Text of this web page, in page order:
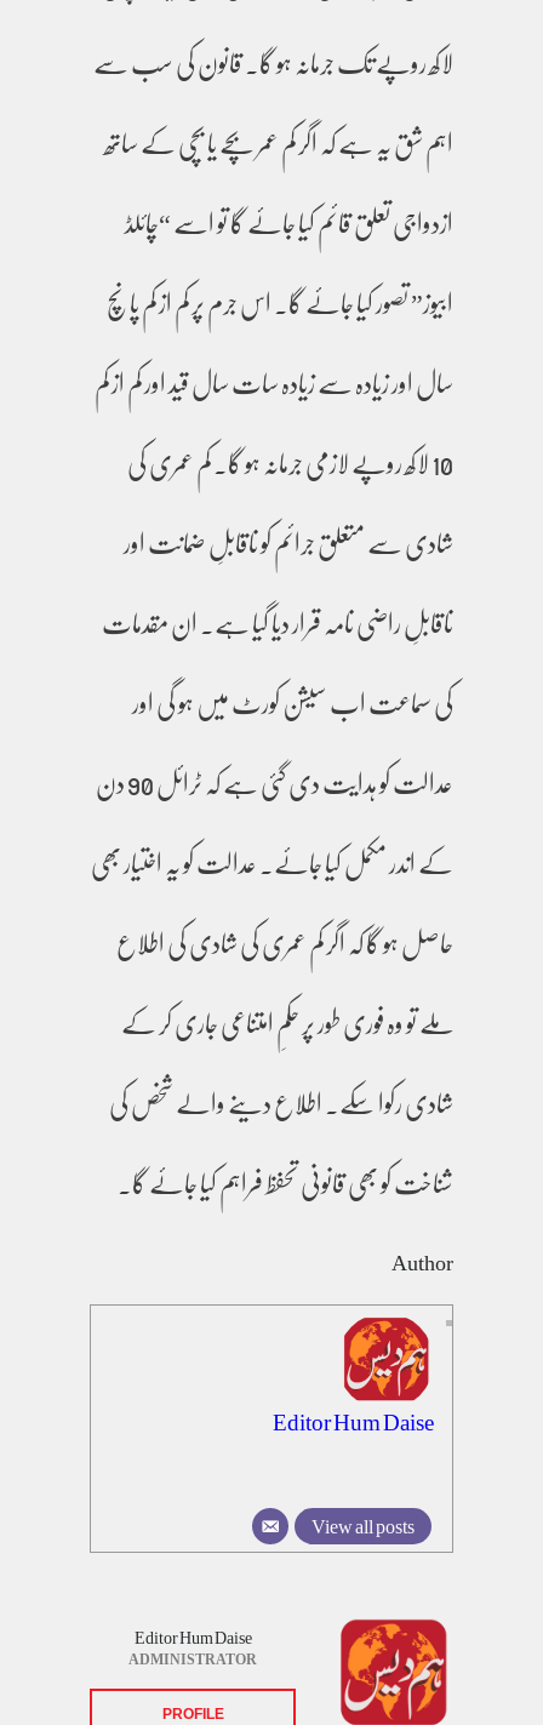
لاکھ روپے تک جرمانہ ہو گا۔ قانون کی سب سے
اہم شق یہ ہے کہ اگر کم عمر بچے یا بچی کے ساتھ
ازدواجی تعلق قائم کیا جائے گا تو اسے “چائلڈ
ابیوز” تصور کیا جائے گا۔ اس جرم پر کم از کم پانچ
سال اور زیادہ سے زیادہ سات سال قید اور کم از کم
10 لاکھ روپے لازمی جرمانہ ہو گا۔ کم عمری کی
شادی سے متعلق جرائم کو ناقابلِ ضمانت اور
ناقابلِ راضی نامہ قرار دیا گیا ہے۔ ان مقدمات
کی سماعت اب سیشن کورٹ میں ہو گی اور
عدالت کو ہدایت دی گئی ہے کہ ٹرائل 90 دن
کے اندر مکمل کیا جائے۔ عدالت کو یہ اختیار بھی
حاصل ہو گا کہ اگر کم عمری کی شادی کی اطلاع
ملے تو وہ فوری طور پر حکمِ امتناعی جاری کر کے
شادی رکوا سکے۔ اطلاع دینے والے شخص کی
شناخت کو بھی قانونی تحفظ فراہم کیا جائے گا۔
Author
Editor Hum Daise
View all posts
Editor Hum Daise
ADMINISTRATOR
PROFILE